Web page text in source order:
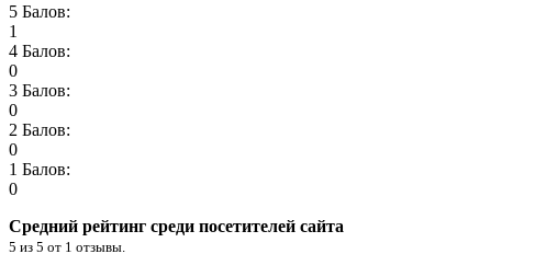
5 Балов:
1
4 Балов:
0
3 Балов:
0
2 Балов:
0
1 Балов:
0
Средний рейтинг среди посетителей сайта
5 из 5 от 1 отзывы.